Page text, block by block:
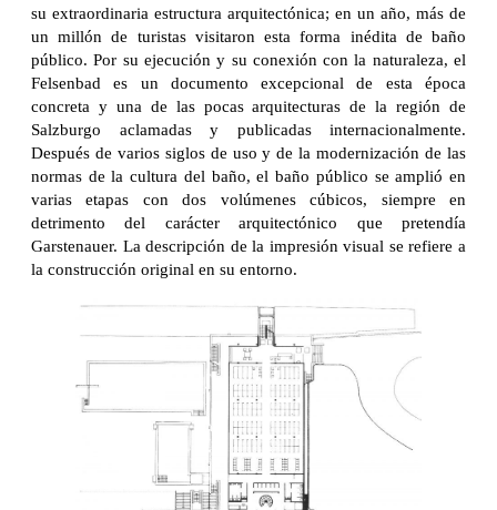
su extraordinaria estructura arquitectónica; en un año, más de
un millón de turistas visitaron esta forma inédita de baño
público. Por su ejecución y su conexión con la naturaleza, el
Felsenbad es un documento excepcional de esta época
concreta y una de las pocas arquitecturas de la región de
Salzburgo aclamadas y publicadas internacionalmente.
Después de varios siglos de uso y de la modernización de las
normas de la cultura del baño, el baño público se amplió en
varias etapas con dos volúmenes cúbicos, siempre en
detrimento del carácter arquitectónico que pretendía
Garstenauer. La descripción de la impresión visual se refiere a
la construcción original en su entorno.